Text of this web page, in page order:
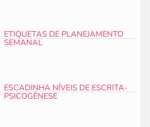
ETIQUETAS DE PLANEJAMENTO
SEMANAL
ESCADINHA NÍVEIS DE ESCRITA-
PSICOGÊNESE